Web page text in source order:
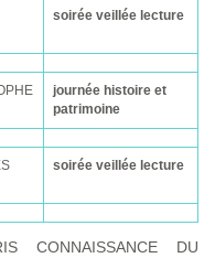
soirée veillée lecture
journée histoire et
patrimoine
soirée veillée lecture
CONNAISSANCE DU